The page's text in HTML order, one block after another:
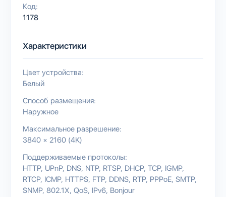
Код:
1178
Характеристики
Цвет устройства:
Белый
Способ размещения:
Наружное
Максимальное разрешение:
3840 × 2160 (4K)
Поддерживаемые протоколы:
HTTP UPnP DNS NTP RTSP DHCP TCP IGMP
RTCP ICMP HTTPS FTP DDNS RTP PPPoE SMTP
SNMP 802.1X QoS IPv6 Bonjour